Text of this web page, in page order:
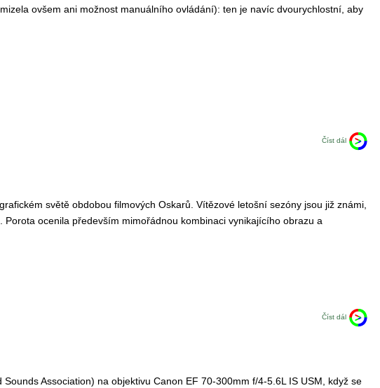
ovšem ani možnost manuálního ovládání): ten je navíc dvourychlostní, aby
Číst dál
světě obdobou filmových Oskarů. Vítězové letošní sezóny jsou již známi,
ocenila především mimořádnou kombinaci vynikajícího obrazu a
Číst dál
Association) na objektivu Canon EF 70-300mm f/4-5.6L IS USM, když se